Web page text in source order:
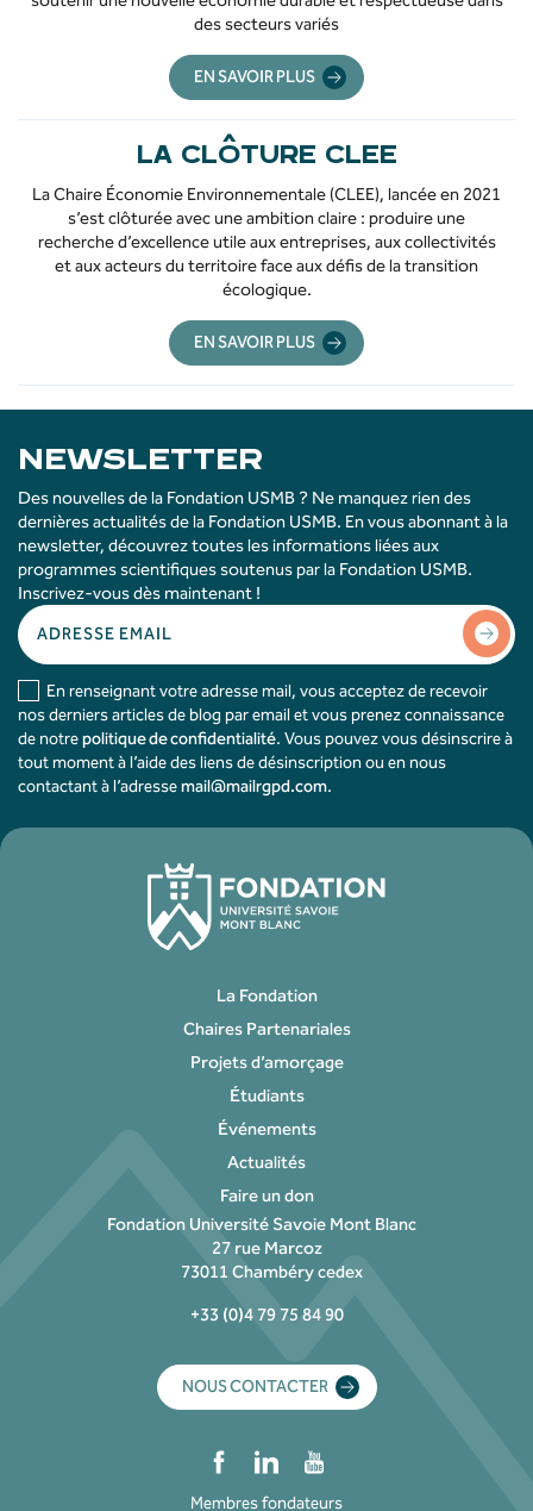
des secteurs variés
EN SAVOIR PLUS
LA CLÔTURE CLEE
La Chaire Économie Environnementale (CLEE), lancée en 2021
s’est clôturée avec une ambition claire : produire une
recherche d’excellence utile aux entreprises, aux collectivités
et aux acteurs du territoire face aux défis de la transition
écologique.
EN SAVOIR PLUS
NEWSLETTER
Des nouvelles de la Fondation USMB ? Ne manquez rien des
dernières actualités de la Fondation USMB. En vous abonnant à la
newsletter, découvrez toutes les informations liées aux
programmes scientifiques soutenus par la Fondation USMB.
Inscrivez-vous dès maintenant !
En renseignant votre adresse mail, vous acceptez de recevoir
nos derniers articles de blog par email et vous prenez connaissance
de notrepolitique de confidentialité. Vous pouvez vous désinscrire à
tout moment à l’aide des liens de désinscription ou en nous
contactant à l’adressemail@mailrgpd.com.
La Fondation
Chaires Partenariales
Projets d’amorçage
Étudiants
Événements
Actualités
Faire un don
Membres fondateurs
Fondation Université Savoie Mont Blanc
27 rue Marcoz
73011 Chambéry cedex
+33 (0)4 79 75 84 90
NOUS CONTACTER